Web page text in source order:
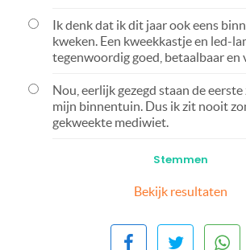
Ik denk dat ik dit jaar ook eens
kweken. Een kweekkastje en led-
tegenwoordig goed, betaalbaar en
Nou, eerlijk gezegd staan de
mijn binnentuin. Dus ik zit nooit
gekweekte mediwiet.
Bekijk resultaten